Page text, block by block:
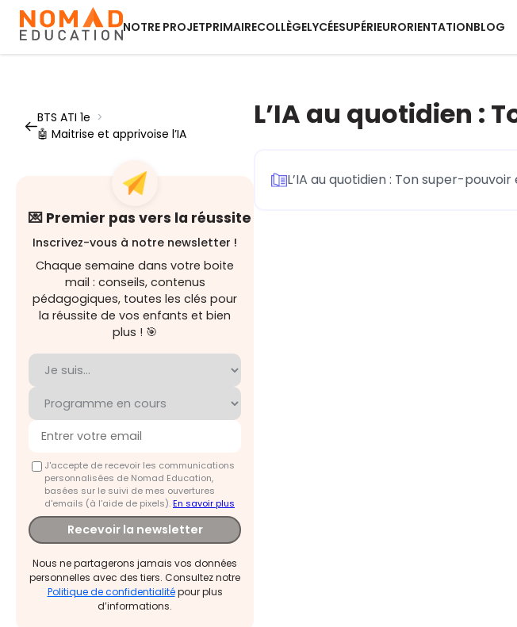
NOTRE PROJETPRIMAIRECOLLÈGELYCÉESUPÉRIEURORIENTATIONBLOG
BTS ATI 1e >
🤖 Maitrise et apprivoise l’IA
💌 Premier pas vers la réussite
Inscrivez-vous à notre newsletter !
Chaque semaine dans votre boite
mail : conseils, contenus
pédagogiques, toutes les clés pour
la réussite de vos enfants et bien
plus ! 🎯
J'accepte de recevoir les communications
personnalisées de Nomad Education,
basées sur le suivi de mes ouvertures
d'emails (à l’aide de pixels).En savoir plus
Recevoir la newsletter
Nous ne partagerons jamais vos données
personnelles avec des tiers. Consultez notre
Politique de confidentialitépour plus
d’informations.
L’IA au quotidien :
L’IA au quotidien : Ton super-